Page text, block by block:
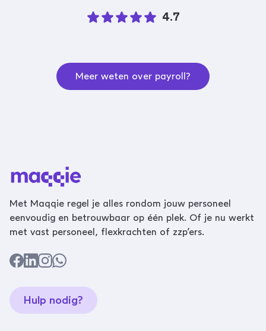
4.7
Meer weten over payroll?
Met Maqqie regel je alles rondom jouw personeel
eenvoudig en betrouwbaar op één plek. Of je nu werkt
met vast personeel, flexkrachten of zzp’ers.
Hulp nodig?